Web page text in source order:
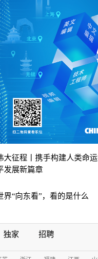
大征程丨携手构建人类命
发展新篇章
界“向东看”，看的是什么
独家 招聘